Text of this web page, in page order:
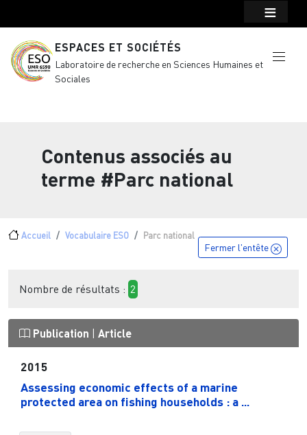
ESPACES ET SOCIÉTÉS
Laboratoire de recherche en Sciences Humaines et
Sociales
Contenus associés au
terme #Parc national
Fil d'Ariane
Accueil Vocabulaire ESO Parc national
Fermer l'entête
Nombre de résultats : 2
Publication Article
2015
Assessing economic effects of a marine
protected area on fishing households : a ...